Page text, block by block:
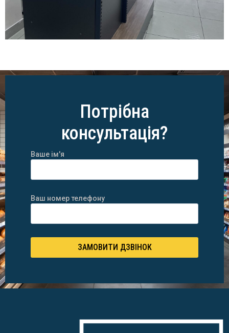
Потрібна
консультація?
Ваше ім'я
Ваш номер телефону
ЗАМОВИТИ ДЗВІНОК